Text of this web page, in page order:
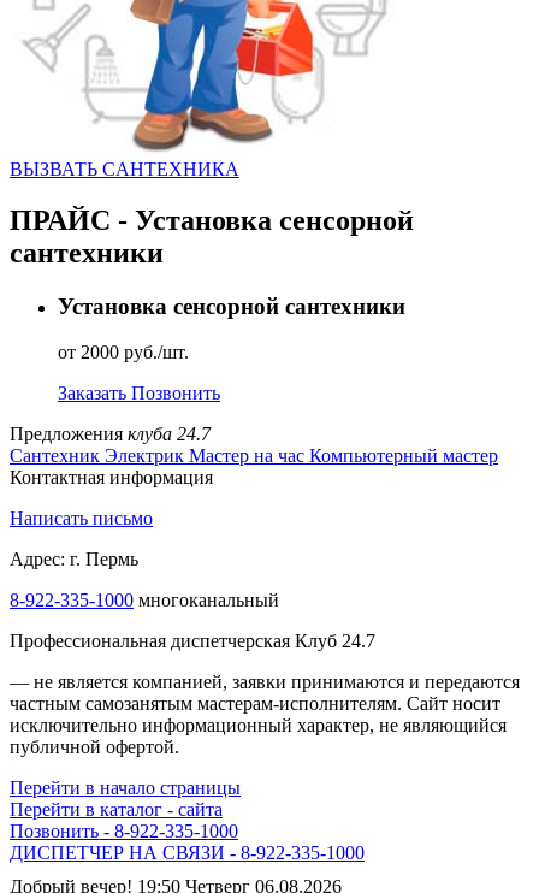
ВЫЗВАТЬ CАНТЕХНИКА
ПРАЙС - Установка сенсорной
сантехники
Установка сенсорной сантехники
от 2000 руб./шт.
Заказать Позвонить
Предложения клуба 24.7
Сантехник Электрик Мастер на час Компьютерный мастер
Контактная информация
Написать письмо
Адрес: г. Пермь
8-922-335-1000 многоканальный
Профессиональная диспетчерская Клуб 24.7
— не является компанией, заявки принимаются и передаются
частным самозанятым мастерам‑исполнителям. Сайт носит
исключительно информационный характер, не являющийся
публичной офертой.
Перейти в начало страницы
Перейти в каталог - сайта
Позвонить - 8-922-335-1000
ДИСПЕТЧЕР НА СВЯЗИ - 8-922-335-1000
Добрый вечер! 19:50 Четверг 06.08.2026